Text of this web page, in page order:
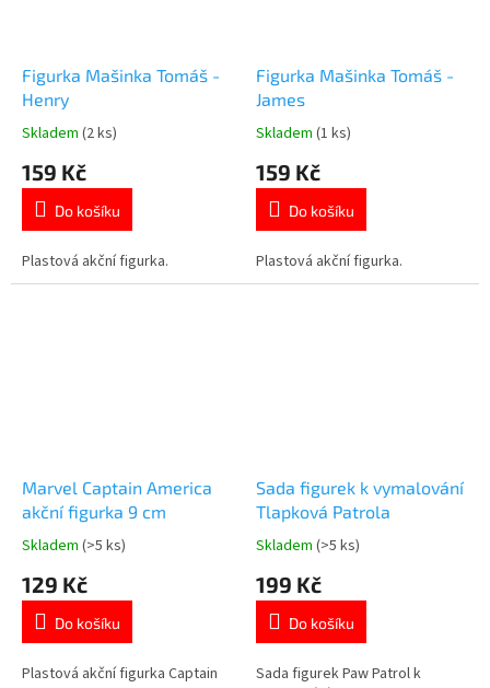
Figurka Mašinka Tomáš -
Henry
Průměrné
produktu
5,0
5
hvězdiček.
Skladem (2 ks)
159 Kč
Do košíku
Plastová akční figurka.
Figurka Mašinka Tomáš -
James
Průměrné
produktu
5,0
5
hvězdiček.
Skladem (1 ks)
159 Kč
Do košíku
Plastová akční figurka.
Marvel Captain America
akční figurka 9 cm
Průměrné
produktu
5,0
5
Skladem (>5 ks)
129 Kč
Do košíku
Plastová akční figurka Captain
Sada figurek k vymalování
Tlapková Patrola
Průměrné
produktu
5,0
5
Skladem (>5 ks)
199 Kč
Do košíku
Sada figurek Paw Patrol k